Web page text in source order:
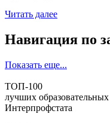
Читать далее
Навигация по
Показать еще...
ТОП-100
лучших
Интерпрофстата